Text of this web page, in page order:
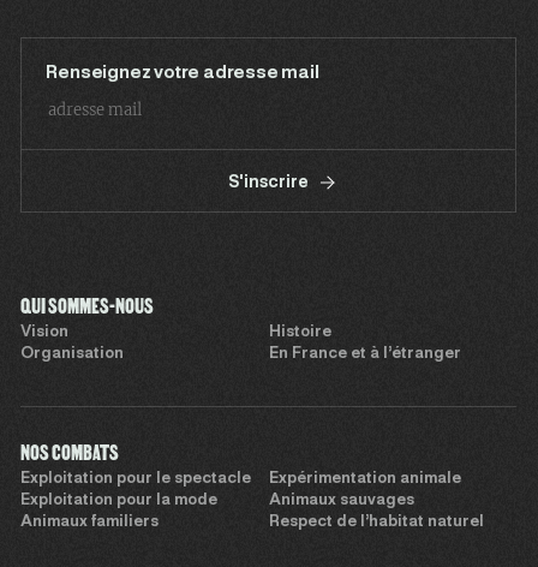
Renseignez votre adresse mail
S'inscrire
QUI SOMMES-NOUS
Vision
Histoire
Organisation
En France et à l’étranger
NOS COMBATS
Exploitation pour le spectacle
Expérimentation animale
Exploitation pour la mode
Animaux sauvages
Animaux familiers
Respect de l’habitat naturel